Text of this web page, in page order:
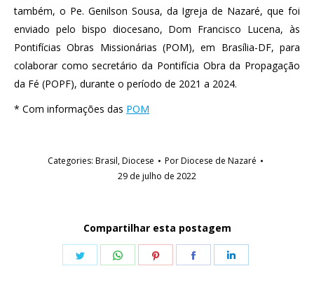
também, o Pe. Genilson Sousa, da Igreja de Nazaré, que foi
enviado pelo bispo diocesano, Dom Francisco Lucena, às
Pontifícias Obras Missionárias (POM), em Brasília-DF, para
colaborar como secretário da Pontifícia Obra da Propagação
da Fé (POPF), durante o período de 2021 a 2024.
* Com informações das POM
Categories: Brasil,Diocese PorDiocese de Nazaré
29 de julho de 2022
Compartilhar esta postagem
Share
Share
Share
Share